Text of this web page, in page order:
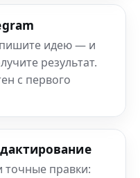
идею — и
результат.
с первого
точные правки: